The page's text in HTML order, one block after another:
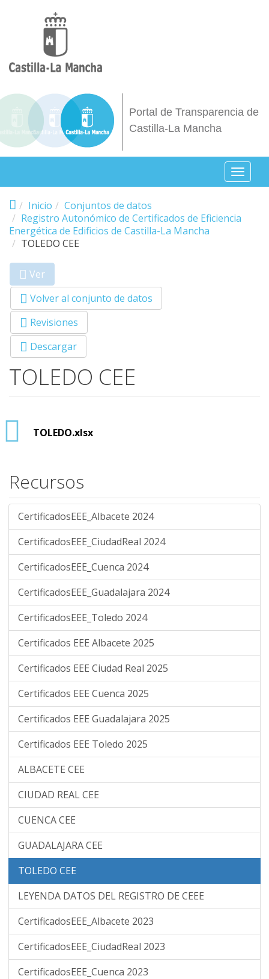
Portal de Transparencia de
Castilla-La Mancha
Toggle
Inicio
Conjuntos de datos
Registro Autonómico de Certificados de Eficiencia
Energética de Edificios de Castilla-La Mancha
TOLEDO CEE
Primary tabs
Ver
activa)
Volver al conjunto de datos
Revisiones
Descargar
TOLEDO CEE
TOLEDO.xlsx
Recursos
CertificadosEEE_Albacete 2024
CertificadosEEE_CiudadReal 2024
CertificadosEEE_Cuenca 2024
CertificadosEEE_Guadalajara 2024
CertificadosEEE_Toledo 2024
Certificados EEE Albacete 2025
Certificados EEE Ciudad Real 2025
Certificados EEE Cuenca 2025
Certificados EEE Guadalajara 2025
Certificados EEE Toledo 2025
ALBACETE CEE
CIUDAD REAL CEE
CUENCA CEE
GUADALAJARA CEE
TOLEDO CEE
LEYENDA DATOS DEL REGISTRO DE CEEE
CertificadosEEE_Albacete 2023
CertificadosEEE_CiudadReal 2023
CertificadosEEE_Cuenca 2023